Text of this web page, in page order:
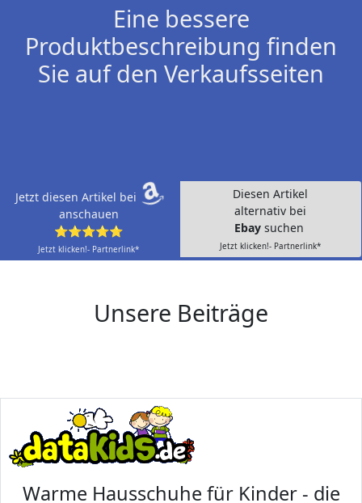
Eine bessere
Produktbeschreibung finden
Sie auf den Verkaufsseiten
Jetzt diesen Artikel bei
anschauen
⭐⭐⭐⭐⭐
Jetzt klicken!- Partnerlink*
Diesen Artikel
alternativ bei
Ebay suchen
Jetzt klicken!- Partnerlink*
Unsere Beiträge
Warme Hausschuhe für Kinder - die